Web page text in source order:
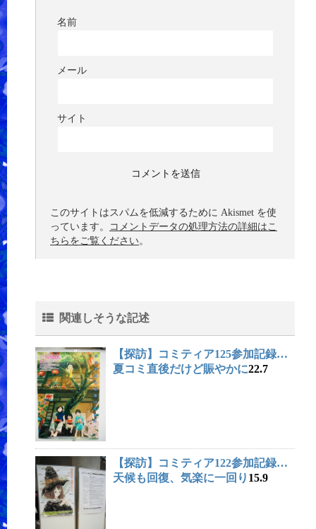
名前
メール
サイト
このサイトはスパムを低減するために Akismet を使
っています。
コメントデータの処理方法の詳細はこ
ちらをご覧ください。
関連しそうな記述
【探訪】コミティア125参加記録…
夏コミ直後だけど賑やかに22.7
【探訪】コミティア122参加記録…
天候も回復、気楽に一回り 15.9